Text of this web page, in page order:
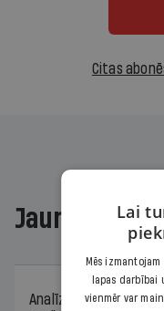
Citas
Jaunākajā
Analīze
06.08.2026.
Lai
Mēs
lapas
vienmēr var